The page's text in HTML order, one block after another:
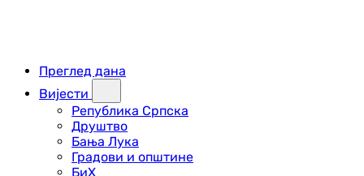
Преглед дана
Вијести
Република Српска
Друштво
Бања Лука
Градови и општине
БиХ